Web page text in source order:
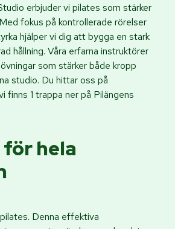
erbjuder vi pilates som stärker
fokus på kontrollerade rörelser
hjälper vi dig att bygga en stark
hållning. Våra erfarna instruktörer
som stärker både kropp
studio. Du hittar oss på
finns 1 trappa ner på Pilängens
hela
Denna effektiva